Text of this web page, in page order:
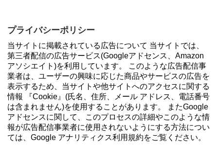
プライバシーポリシー
当サイトに掲載されている広告について 当サイトでは、
第三者配信の広告サービス(Googleアドセンス、Amazon
アソシエイト)を利用しています。 このような広告配信事
業者は、ユーザーの興味に応じた商品やサービスの広告を
表示するため、当サイトや他サイトへのアクセスに関する
情報 『Cookie』(氏名、住所、メール アドレス、電話番号
は含まれません)を使用することがあります。 またGoogle
アドセンスに関して、このプロセスの詳細やこのような情
報が広告配信事業者に使用されないようにする方法につい
ては、Google アナリティクス利用規約をご覧ください。